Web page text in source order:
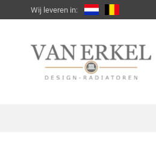
Wij leveren in: